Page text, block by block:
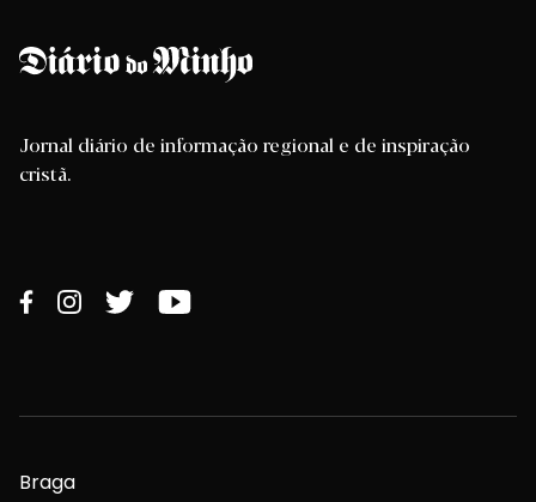
Jornal diário de informação regional e de inspiração
cristã.
Braga